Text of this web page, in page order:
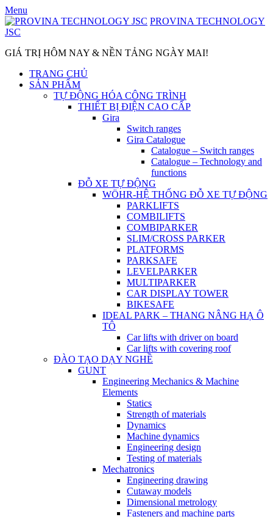
Skip
to
content
Menu
PROVINA TECHNOLOGY
JSC
GIÁ TRỊ HÔM NAY & NỀN TẢNG NGÀY MAI!
TRANG CHỦ
SẢN PHẨM
TỰ ĐỘNG HÓA CÔNG TRÌNH
THIẾT BỊ ĐIỆN CAO CẤP
Gira
Switch ranges
Gira Catalogue
Catalogue – Switch ranges
Catalogue – Technology and
functions
ĐỖ XE TỰ ĐỘNG
WÖHR-HỆ THỐNG ĐỖ XE TỰ ĐỘNG
PARKLIFTS
COMBILIFTS
COMBIPARKER
SLIM/CROSS PARKER
PLATFORMS
PARKSAFE
LEVELPARKER
MULTIPARKER
CAR DISPLAY TOWER
BIKESAFE
IDEAL PARK – THANG NÂNG HẠ Ô
TÔ
Car lifts with driver on board
Car lifts with covering roof
ĐÀO TẠO DẠY NGHỀ
GUNT
Engineering Mechanics & Machine
Elements
Statics
Strength of materials
Dynamics
Machine dynamics
Engineering design
Testing of materials
Mechatronics
Engineering drawing
Cutaway models
Dimensional metrology
Fasteners and machine parts